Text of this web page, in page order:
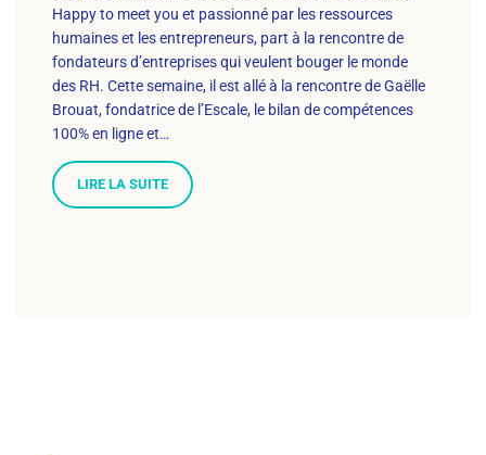
Happy to meet you et passionné par les ressources
humaines et les entrepreneurs, part à la rencontre de
fondateurs d’entreprises qui veulent bouger le monde
des RH. Cette semaine, il est allé à la rencontre de Gaëlle
Brouat, fondatrice de l’Escale, le bilan de compétences
100% en ligne et…
LIRE LA SUITE